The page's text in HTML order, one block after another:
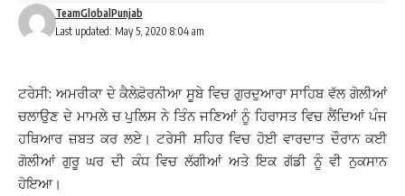
Last updated: May 5, 2020 8:04 am
TeamGlobalPunjab
ਟਰੇਸੀ: ਅਮਰੀਕਾ ਦੇ ਕੈਲੇਫ਼ੋਰਨੀਆ ਸੂਬੇ ਵਿਚ ਗੁਰਦੁਆਰਾ ਸਾਹਿਬ ਵੱਲ ਗੋਲੀਆਂ
ਚਲਾਉਣ ਦੇ ਮਾਮਲੇ ਚ ਪੁਲਿਸ ਨੇ ਤਿੰਨ ਜਣਿਆਂ ਨੂੰ ਹਿਰਾਸਤ ਵਿਚ ਲੈਂਦਿਆਂ ਪੰਜ
ਹਥਿਆਰ ਜ਼ਬਤ ਕਰ ਲਏ। ਟਰੇਸੀ ਸ਼ਹਿਰ ਵਿਚ ਹੋਈ ਵਾਰਦਾਤ ਦੌਰਾਨ ਕਈ
ਗੋਲੀਆਂ ਗੁਰੂ ਘਰ ਦੀ ਕੰਧ ਵਿਚ ਲੱਗੀਆਂ ਅਤੇ ਇਕ ਗੱਡੀ ਨੂੰ ਵੀ ਨੁਕਸਾਨ
ਹੋਇਆ।